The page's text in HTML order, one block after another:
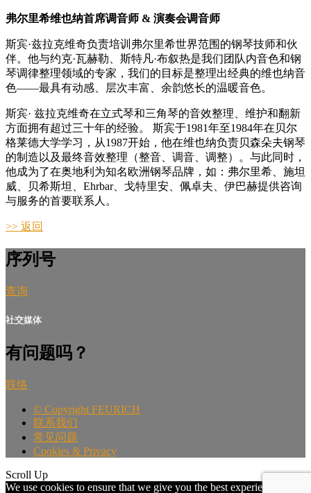
弗尔里希维也纳首席调音师 & 演奏会调音师
斯宾·兹拉克维奇负责培训弗尔里希世界范围的钢琴技师和伙
伴。他与约克·瓦赫勒、斯特凡·布叙热是我们团队内音色和钢
琴调律整理领域的专家，我们的目标是整理出经典的维也纳音
色——最具有动感、层次丰富、余韵悠长的温暖音色。
斯宾· 兹拉克维奇在立式琴和三角琴的音效整理、维护和翻新
方面拥有超过三十年的经验。 斯宾于1981年至1984年在贝尔
格莱德大学学习，从1987开始，他在维也纳负责贝森朵夫钢琴
的制造以及最终音效整理（整音、调音、调整）。与此同时，
他成为了在奥地利为知名欧洲钢琴品牌，如：弗尔里希、施坦
威、贝希斯坦、Ehrbar、戈特里安、佩卓夫、伊巴赫提供咨询
与服务的首要联系人。
>> 返回
序列号
查询
社交媒体
有问题吗？
联络
© Copyright FEURICH
联系我们
常见问题
Cookies & Privacy
Scroll Up
We use cookies to ensure that we give you the best experience on